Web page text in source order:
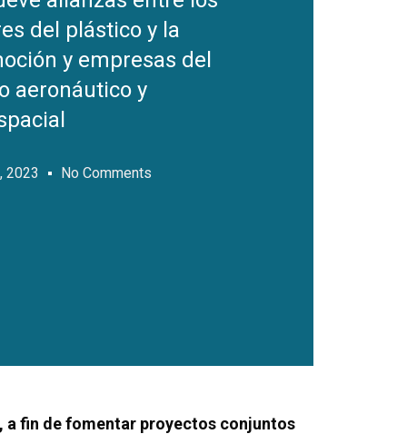
del plástico y la
y empresas del
aeronáutico y
2023 No Comments
a fin de fomentar proyectos conjuntos